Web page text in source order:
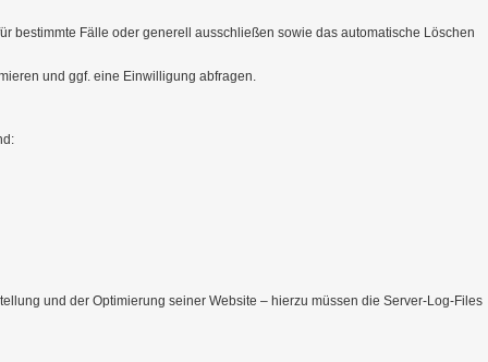
bestimmte Fälle oder generell ausschließen sowie das automatische Löschen
und ggf. eine Einwilligung abfragen.
und der Optimierung seiner Website – hierzu müssen die Server-Log-Files